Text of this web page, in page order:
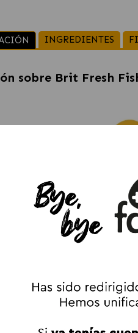
INGREDIENTES
sobre Brit Fresh
Pescado y
y Calabaza
400gr es
alta calidad como fuente
de digerir para tu mascota.
Clave de Brit
frescos y naturales:
La calabaza es rica en